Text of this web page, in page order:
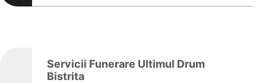
Servicii Funerare Ultimul Drum
Bistrita